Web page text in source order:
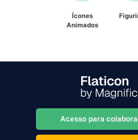
Ícones
Animados
Acesso para